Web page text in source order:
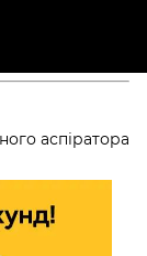
аспіратора